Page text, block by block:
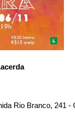
Rio Branco, 241 -